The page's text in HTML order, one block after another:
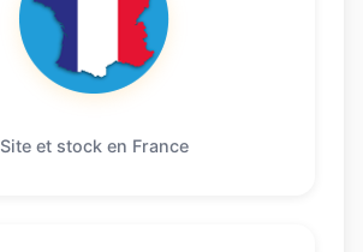
Site et stock en France